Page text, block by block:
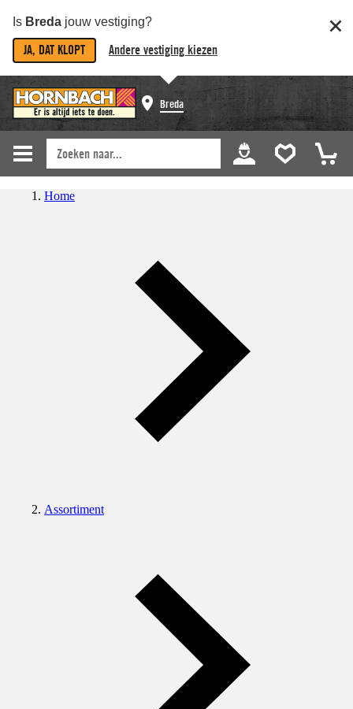
Is Breda jouw vestiging?
JA, DAT KLOPT Andere vestiging kiezen
Breda
Home
Assortiment